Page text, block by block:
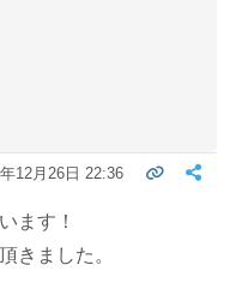
12月26日 22:36
ます！
きました。